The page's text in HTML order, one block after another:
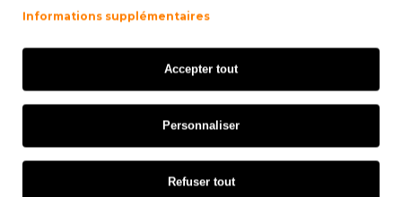
Informations supplémentaires
Accepter tout
Personnaliser
Refuser tout